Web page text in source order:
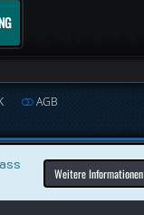
AGB
Weitere Informationen